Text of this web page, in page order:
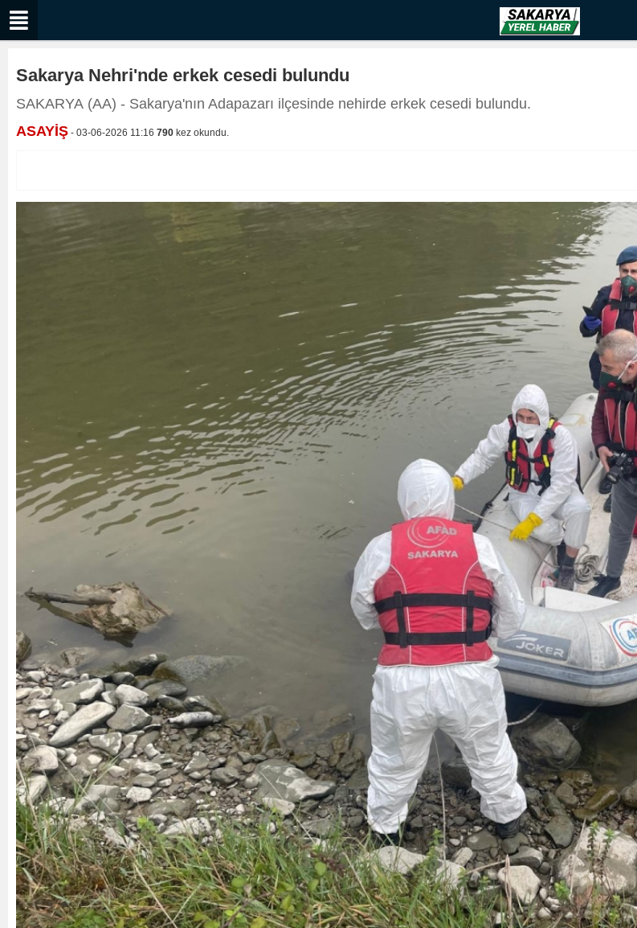
Sakarya Nehri'nde erkek cesedi bulundu
SAKARYA (AA) - Sakarya'nın Adapazarı ilçesinde nehirde erkek cesedi bulundu.
ASAYİŞ - 03-06-2026 11:16 790 kez okundu.